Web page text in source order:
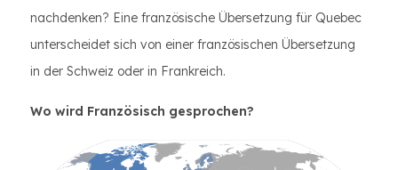
nachdenken? Eine französische Übersetzung für Quebec
unterscheidet sich von einer französischen Übersetzung
in der Schweiz oder in Frankreich.
Wo wird Französisch gesprochen?